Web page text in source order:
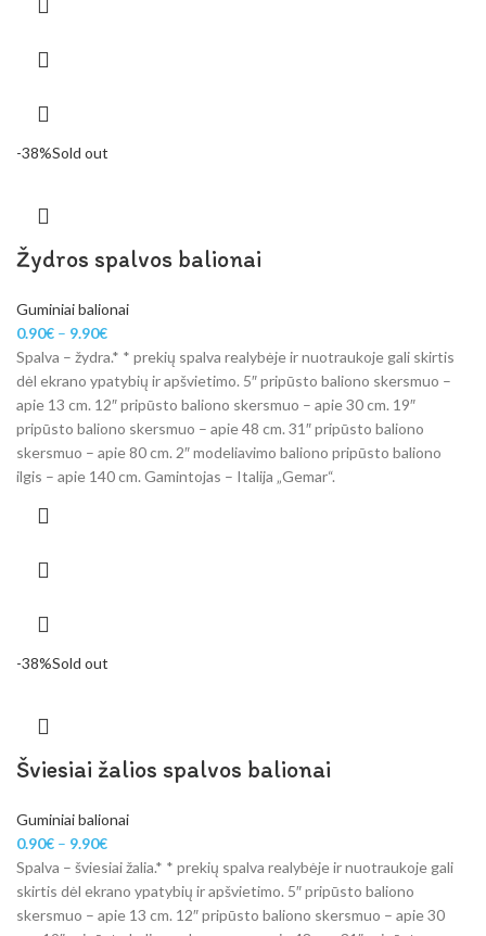
-38%Sold out
Žydros spalvos balionai
Guminiai balionai
0.90€ – 9.90€
Spalva – žydra.* * prekių spalva realybėje ir nuotraukoje gali skirtis
dėl ekrano ypatybių ir apšvietimo. 5″ pripūsto baliono skersmuo –
apie 13 cm. 12″ pripūsto baliono skersmuo – apie 30 cm. 19″
pripūsto baliono skersmuo – apie 48 cm. 31″ pripūsto baliono
skersmuo – apie 80 cm. 2″ modeliavimo baliono pripūsto baliono
ilgis – apie 140 cm. Gamintojas – Italija „Gemar“.
-38%Sold out
Šviesiai žalios spalvos balionai
Guminiai balionai
0.90€ – 9.90€
Spalva – šviesiai žalia.* * prekių spalva realybėje ir nuotraukoje gali
skirtis dėl ekrano ypatybių ir apšvietimo. 5″ pripūsto baliono
skersmuo – apie 13 cm. 12″ pripūsto baliono skersmuo – apie 30